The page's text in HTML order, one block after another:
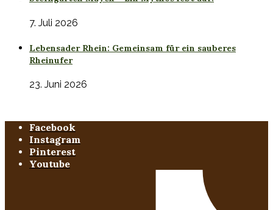
7. Juli 2026
Lebensader Rhein: Gemeinsam für ein sauberes
Rheinufer
23. Juni 2026
Facebook
Instagram
Pinterest
Youtube